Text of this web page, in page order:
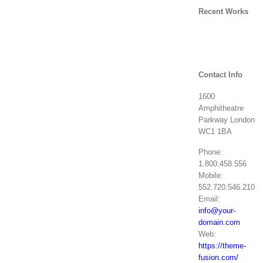
Recent Works
Contact Info
1600
Amphitheatre
Parkway London
WC1 1BA
Phone:
1.800.458.556
Mobile:
552.720.546.210
Email:
info@your-
domain.com
Web:
https://theme-
fusion.com/